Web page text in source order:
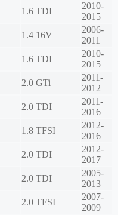
1.6 TDI
2010-
2015
1.4 16V
2006-
2011
1.6 TDI
2010-
2015
2.0 GTi
2011-
2012
2.0 TDI
2011-
2016
1.8 TFSI
2012-
2016
2.0 TDI
2012-
2017
2.0 TDI
2005-
2013
2.0 TFSI
2007-
2009